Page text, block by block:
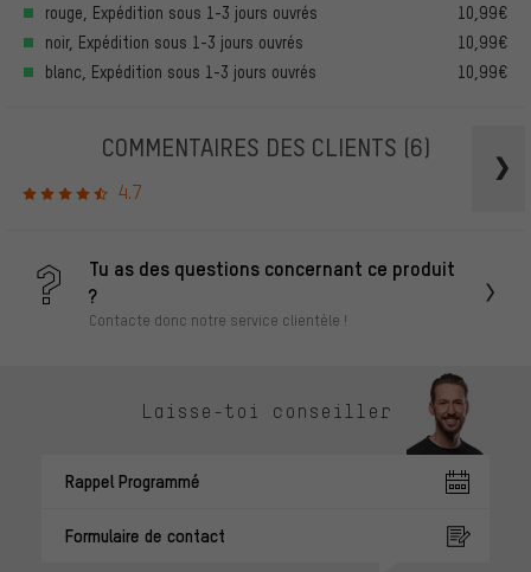
rouge, Expédition sous 1-3 jours ouvrés
10,99€
noir, Expédition sous 1-3 jours ouvrés
10,99€
blanc, Expédition sous 1-3 jours ouvrés
10,99€
COMMENTAIRES DES CLIENTS (6)
4.7
Tu as des questions concernant ce produit
?
Contacte donc notre service clientèle !
Laisse-toi conseiller
Rappel Programmé
Formulaire de contact